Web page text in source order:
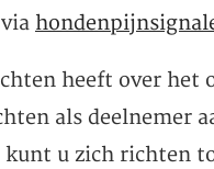
heeft over het
als deelnemer
kunt u zich richten